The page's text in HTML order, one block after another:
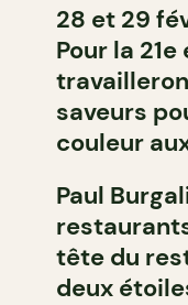
28 et 29
Pour la
saveurs
couleur
Paul
tête du
deux